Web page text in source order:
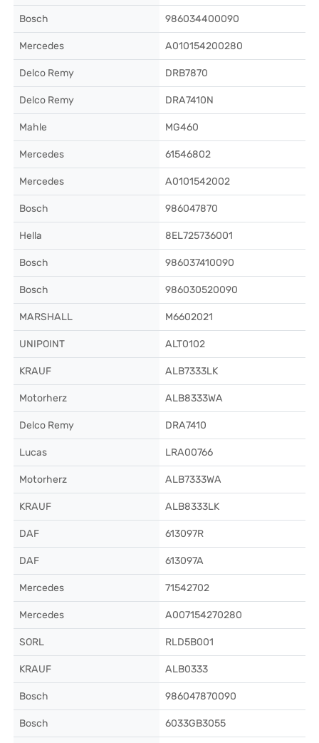
Bosch 986034400090
Mercedes A010154200280
Delco Remy DRB7870
Delco Remy DRA7410N
Mahle MG460
Mercedes 61546802
Mercedes A0101542002
Bosch 986047870
Hella 8EL725736001
Bosch 986037410090
Bosch 986030520090
MARSHALL M6602021
UNIPOINT ALT0102
KRAUF ALB7333LK
Motorherz ALB8333WA
Delco Remy DRA7410
Lucas LRA00766
Motorherz ALB7333WA
KRAUF ALB8333LK
DAF 613097R
DAF 613097A
Mercedes 71542702
Mercedes A007154270280
SORL RLD5B001
KRAUF ALB0333
Bosch 986047870090
Bosch 6033GB3055